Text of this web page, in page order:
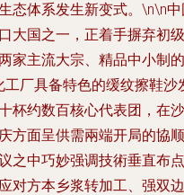
态体系发生新变式。\n\n
大国之一，正着手摒弃初级
家主流大宗、精品中小制的
厂具备特色的缓纹擦鞋沙
杯约数百核心代表团，在沙
方面呈供需兩端开局的協顺
之中巧妙强调技術垂直布点
对方本乡浆转加工、强双边